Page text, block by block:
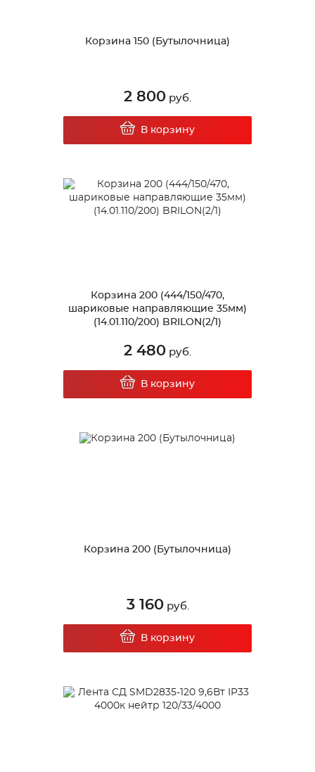
Корзина 150 (Бутылочница)
2 800 руб.
В корзину
Корзина 200 (444/150/470,
шариковые направляющие 35мм)
(14.01.110/200) BRILON(2/1)
2 480 руб.
В корзину
Корзина 200 (Бутылочница)
3 160руб.
В корзину